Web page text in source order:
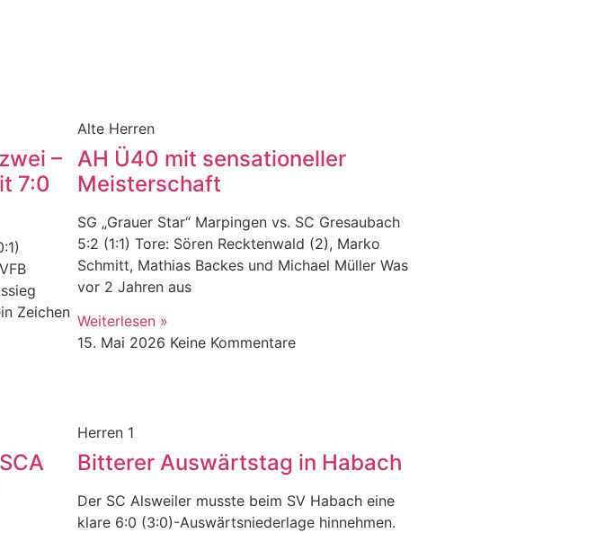
–
7:0
Zeichen
Alte Herren
AH Ü40 mit sensationeller
Meisterschaft
SG „Grauer Star“ Marpingen vs. SC Gresaubach
5:2 (1:1) Tore: Sören Recktenwald (2), Marko
Schmitt, Mathias Backes und Michael Müller Was
vor 2 Jahren aus
Weiterlesen »
15. Mai 2026 Keine Kommentare
Herren 1
Bitterer Auswärtstag in Habach
Der SC Alsweiler musste beim SV Habach eine
klare 6:0 (3:0)-Auswärtsniederlage hinnehmen.